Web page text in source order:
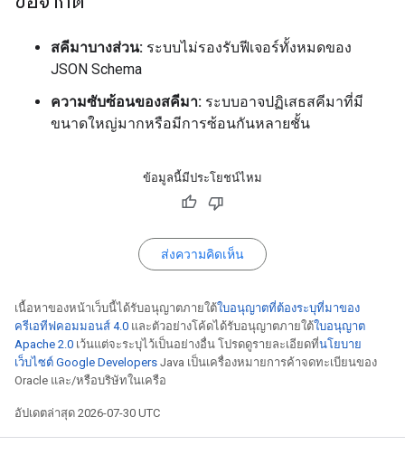
สคีมาบางส่วน: ระบบไม่รองรับฟีเจอร์ทั้งหมดของ
JSON Schema
ความซับซ้อนของสคีมา: ระบบอาจปฏิเสธสคีมาที่มี
ขนาดใหญ่มากหรือมีการซ้อนกันหลายชั้น
ข้อมูลนี้มีประโยชน์ไหม
ส่งความคิดเห็น
เนื้อหาของหน้าเว็บนี้ได้รับอนุญาตภายใต้ใบอนุญาตที่ต้องระบุที่มาของ
ครีเอทีฟคอมมอนส์ 4.0 และตัวอย่างโค้ดได้รับอนุญาตภายใต้ใบอนุญาต
Apache 2.0 เว้นแต่จะระบุไว้เป็นอย่างอื่น โปรดดูรายละเอียดที่นโยบาย
เว็บไซต์ Google Developers Java เป็นเครื่องหมายการค้าจดทะเบียนของ
Oracle และ/หรือบริษัทในเครือ
อัปเดตล่าสุด 2026-07-30 UTC